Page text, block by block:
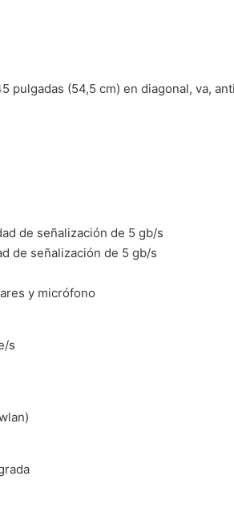
pulgadas (54,5 cm) en diagonal, va,
de señalización de 5 gb/s
de señalización de 5 gb/s
y micrófono
s